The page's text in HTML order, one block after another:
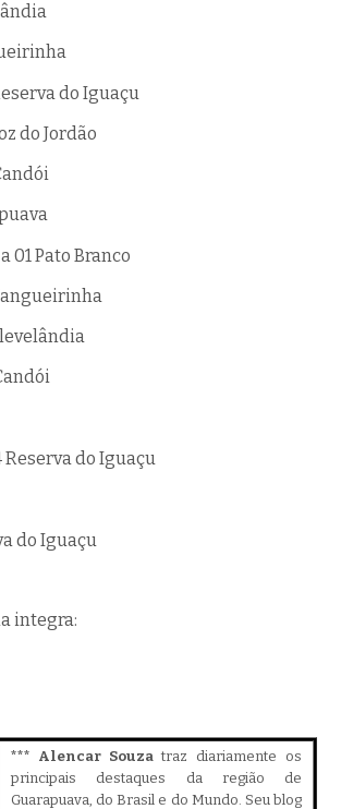
do Iguaçu
do Jordão
01 Pato Branco
do Iguaçu
do Iguaçu
integra:
*** Alencar Souza traz diariamente os
principais destaques da região de
Guarapuava, do Brasil e do Mundo. Seu blog